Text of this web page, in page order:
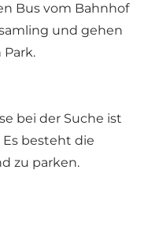
Bus vom Bahnhof
und gehen
bei der Suche ist
Es besteht die
zu parken.